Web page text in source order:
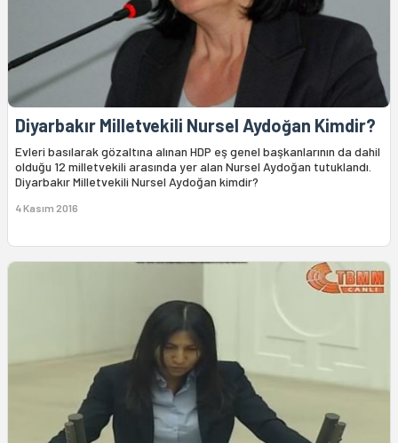
Diyarbakır Milletvekili Nursel Aydoğan Kimdir?
Evleri basılarak gözaltına alınan HDP eş genel başkanlarının da dahil
olduğu 12 milletvekili arasında yer alan Nursel Aydoğan tutuklandı.
Diyarbakır Milletvekili Nursel Aydoğan kimdir?
4 Kasım 2016